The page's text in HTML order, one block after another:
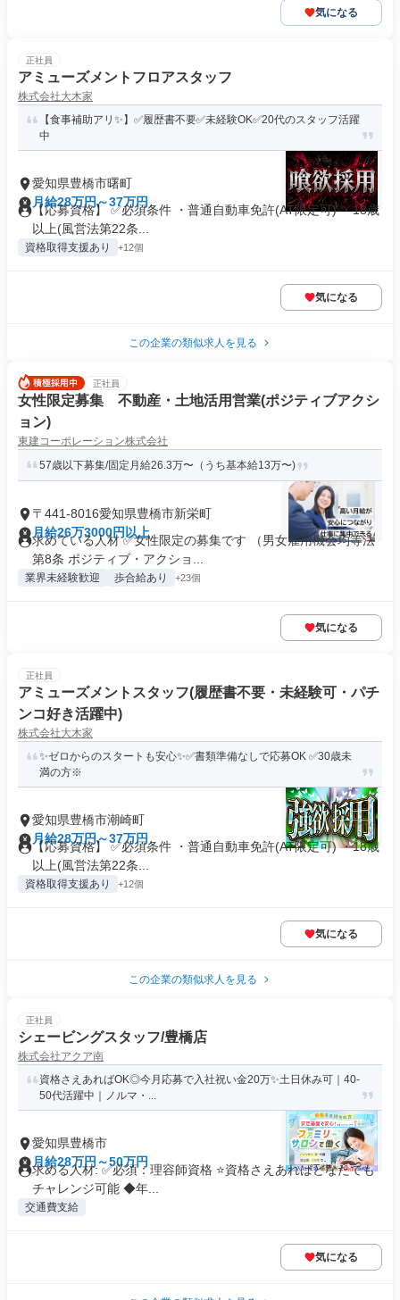
気になる
正社員
アミューズメントフロアスタッフ
株式会社大木家
【食事補助アリ✨】✅履歴書不要✅未経験OK✅20代のスタッフ活躍
中
愛知県豊橋市曙町
月給28万円～37万円
【応募資格】 ✅必須条件 ・普通自動車免許(AT限定可) ・18歳
以上(風営法第22条...
資格取得支援あり +12個
気になる
この企業の類似求人を見る
正社員
女性限定募集 不動産・土地活用営業(ポジティブアクシ
ョン)
東建コーポレーション株式会社
57歳以下募集/固定月給26.3万〜（うち基本給13万〜)
〒441-8016愛知県豊橋市新栄町
月給26万3000円以上
求めている人材 ✅女性限定の募集です （男女雇用機会均等法
第8条 ポジティブ・アクショ...
業界未経験歓迎 歩合給あり +23個
気になる
正社員
アミューズメントスタッフ(履歴書不要・未経験可・パチ
ンコ好き活躍中)
株式会社大木家
✨ゼロからのスタートも安心✨✅書類準備なしで応募OK ✅30歳未
満の方※
愛知県豊橋市潮崎町
月給28万円～37万円
【応募資格】 ✅必須条件 ・普通自動車免許(AT限定可) ・18歳
以上(風営法第22条...
資格取得支援あり +12個
気になる
この企業の類似求人を見る
正社員
シェービングスタッフ/豊橋店
株式会社アクア南
資格さえあればOK◎今月応募で入社祝い金20万✨️土日休み可｜40-
50代活躍中｜ノルマ・...
愛知県豊橋市
月給28万円～50万円
求める人材: ✅必須：理容師資格 ⭐️資格さえあればどなたでも
チャレンジ可能 ◆年...
交通費支給
気になる